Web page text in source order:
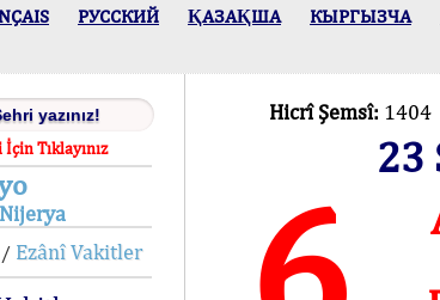
РУССКИЙ ҚАЗАҚША КЫPГЫЗЧA
Tıklayınız
Ezânî Vakitler
Hicrî Şemsî: 1404
23